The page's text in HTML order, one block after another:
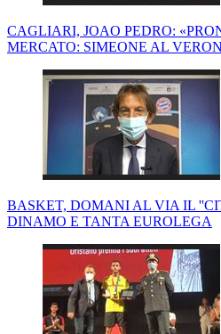
CAGLIARI, JOAO PEDRO:
MERCATO: SIMEONE AL
BASKET, DOMANI AL VIA IL
DINAMO E TANTA EUROLEGA